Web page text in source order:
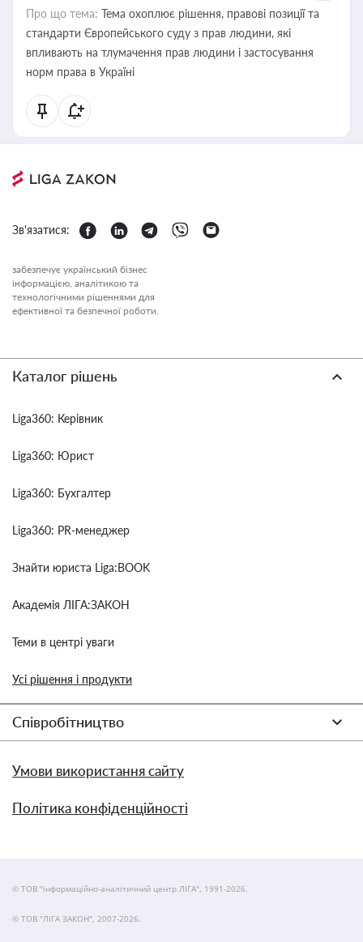
Про що тема: Тема охоплює рішення, правові позиції та
стандарти Європейського суду з прав людини, які
впливають на тлумачення прав людини і застосування
норм права в Україні
Зв'язатися:
забезпечує український бізнес
інформацією, аналітикою та
технологічними рішеннями для
ефективної та безпечної роботи.
Каталог рішень
Liga360: Керівник
Liga360: Юрист
Liga360: Бухгалтер
Liga360: PR-менеджер
Знайти юриста Liga:BOOK
Академія ЛІГА:ЗАКОН
Теми в центрі уваги
Усі рішення і продукти
Співробітництво
Умови використання сайту
Політика конфіденційності
© ТОВ "інформаційно-аналітичний центр ЛІГА", 1991-2026.
© ТОВ "ЛІГА ЗАКОН", 2007-2026.